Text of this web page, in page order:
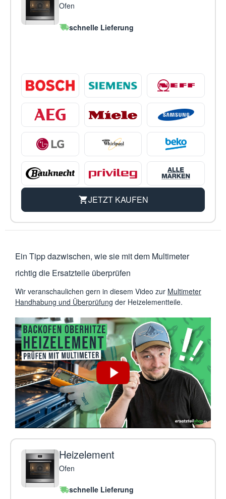
Ofen
schnelle Lieferung
JETZT KAUFEN
Ein Tipp dazwischen, wie sie mit dem Multimeter
richtig die Ersatzteile überprüfen
Wir veranschaulichen gern in diesem Video zur Multimeter
Handhabung und Überprüfung der Heizelementteile.
Heizelement
Ofen
schnelle Lieferung